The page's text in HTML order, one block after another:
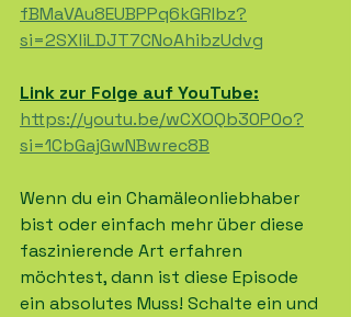
fBMaVAu8EUBPPq6kGRIbz?
si=2SXliLDJT7CNoAhibzUdvg
Link zur Folge auf YouTube:
https://youtu.be/wCXOQb30P0o?
si=1CbGajGwNBwrec8B
Wenn du ein Chamäleonliebhaber
bist oder einfach mehr über diese
faszinierende Art erfahren
möchtest, dann ist diese Episode
ein absolutes Muss! Schalte ein und